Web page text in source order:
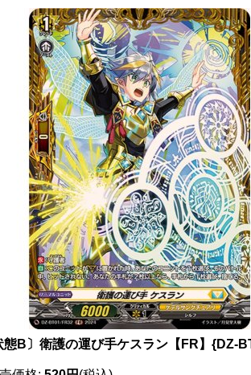
態B〕衛護の運び手ケスラン【FR】{DZ-